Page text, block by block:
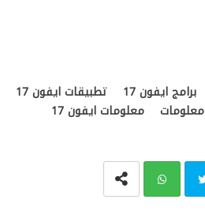
برامج ايفون 17
تطبيقات ايفون 17
معلومات
معلومات ايفون 17